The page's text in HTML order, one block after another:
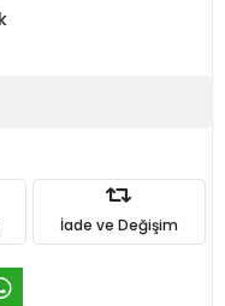
İade ve Değişim